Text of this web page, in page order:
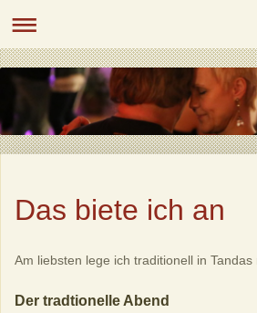
Das biete ich an
Am liebsten lege ich traditionell in Tandas
Der tradtionelle Abend